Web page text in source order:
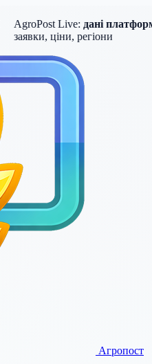
AgroPost Live:дані платформи
заявки, ціни, регіони
Агропост